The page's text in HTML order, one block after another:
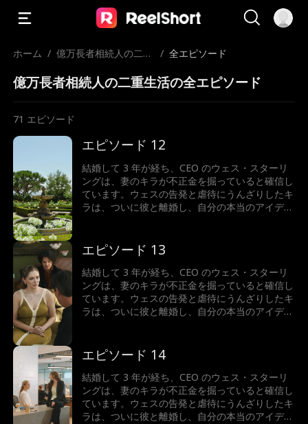
ホーム / 億万長者相続人の二重
/ 全エピソード
億万長者相続人の二重生活の全エピソード
71 エピソード
エピソード 12
結婚して 3 年が経ち、CEO のウェス・スターリ
ングは、妻のキラが不正金を掘っていると確信し
ています。ウェスの告発と虐待にうんざりしたキ
ラは、ついに彼と離婚し、自分の本当のアイデン
き、ウェスはどうするでしょうか？キラは彼にお
金を支払わせることができるでしょうか...それと
ももう一度彼に恋をしてしまうのでしょうか?
エピソード 13
結婚して 3 年が経ち、CEO のウェス・スターリ
ングは、妻のキラが不正金を掘っていると確信し
ています。ウェスの告発と虐待にうんざりしたキ
ラは、ついに彼と離婚し、自分の本当のアイデン
き、ウェスはどうするでしょうか？キラは彼にお
金を支払わせることができるでしょうか...それと
ももう一度彼に恋をしてしまうのでしょうか?
エピソード 14
結婚して 3 年が経ち、CEO のウェス・スターリ
ングは、妻のキラが不正金を掘っていると確信し
ています。ウェスの告発と虐待にうんざりしたキ
ラは、ついに彼と離婚し、自分の本当のアイデン